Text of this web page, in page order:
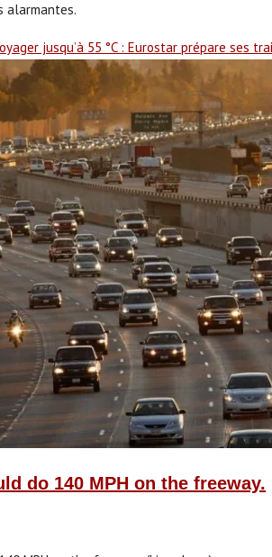
alarmantes.
jusqu’à 55 °C : Eurostar prépare ses
do 140 MPH on the freeway.